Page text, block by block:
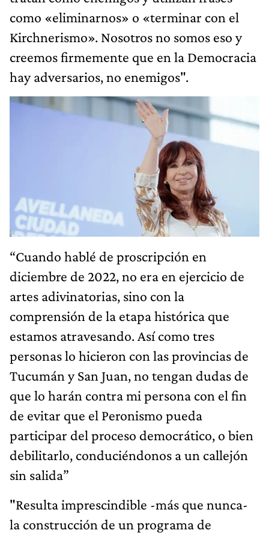
como «eliminarnos» o «terminar con el
Kirchnerismo». Nosotros no somos eso y
creemos firmemente que en la Democracia
hay adversarios, no enemigos".
“Cuando hablé de proscripción en
diciembre de 2022, no era en ejercicio de
artes adivinatorias, sino con la
comprensión de la etapa histórica que
estamos atravesando. Así como tres
personas lo hicieron con las provincias de
Tucumán y San Juan, no tengan dudas de
que lo harán contra mi persona con el fin
de evitar que el Peronismo pueda
participar del proceso democrático, o bien
debilitarlo, conduciéndonos a un callejón
sin salida”
"Resulta imprescindible -más que nunca-
la construcción de un programa de